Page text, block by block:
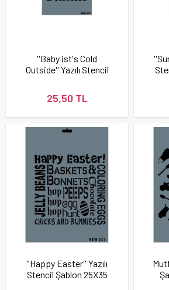
''Baby ist's Cold
Outside'' Yazılı Stencil
25,50 TL
''Happy Easter'' Yazılı
Stencil Şablon 25X35